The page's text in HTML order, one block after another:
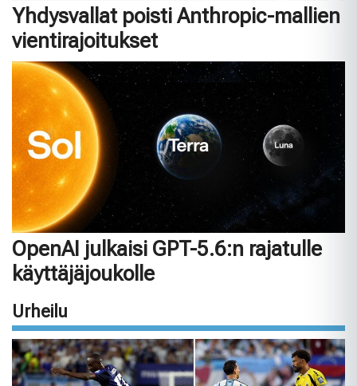
Yhdysvallat poisti Anthropic-mallien
vientirajoitukset
OpenAI julkaisi GPT-5.6:n rajatulle
käyttäjäjoukolle
Urheilu